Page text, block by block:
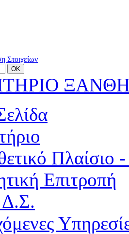
Στοιχείων
Πλαίσιο
Επιτροπή